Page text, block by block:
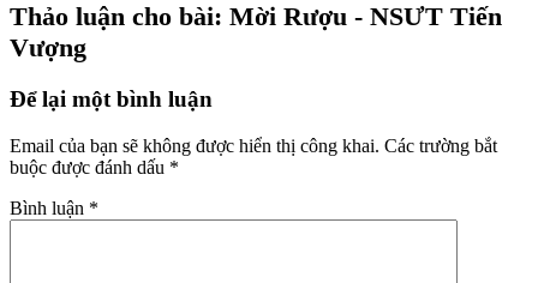
Thảo luận cho bài: Mời Rượu - NSƯT Tiến
Vượng
Để lại một bình luận
Email của bạn sẽ không được hiển thị công khai. Các trường bắt
buộc được đánh dấu *
Bình luận *